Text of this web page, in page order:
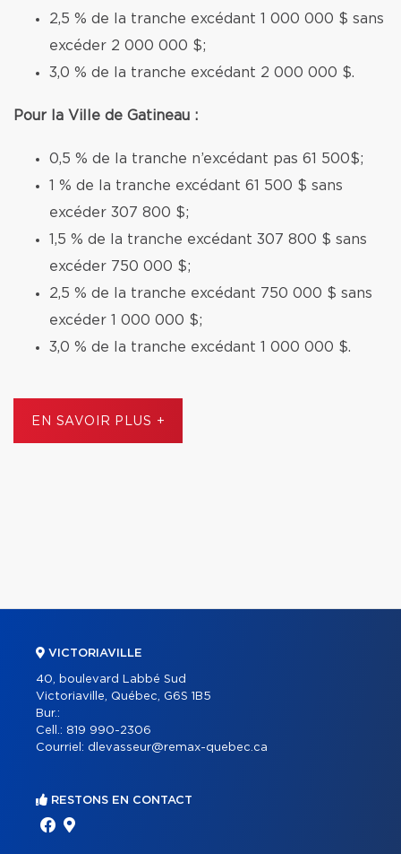
2,5 % de la tranche excédant 1 000 000 $ sans
excéder 2 000 000 $;
3,0 % de la tranche excédant 2 000 000 $.
Pour la Ville de Gatineau :
0,5 % de la tranche n’excédant pas 61 500$;
1 % de la tranche excédant 61 500 $ sans
excéder 307 800 $;
1,5 % de la tranche excédant 307 800 $ sans
excéder 750 000 $;
2,5 % de la tranche excédant 750 000 $ sans
excéder 1 000 000 $;
3,0 % de la tranche excédant 1 000 000 $.
EN SAVOIR PLUS +
VICTORIAVILLE
40, boulevard Labbé Sud
Victoriaville, Québec, G6S 1B5
Bur.:
Cell.: 819 990-2306
Courriel: dlevasseur@remax-quebec.ca
RESTONS EN CONTACT